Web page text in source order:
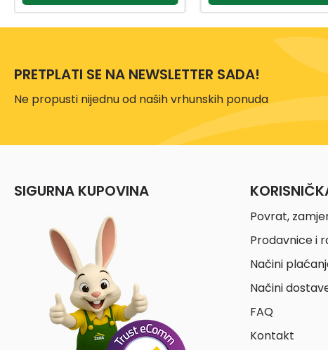
PRETPLATI SE NA NEWSLETTER SADA!
Ne propusti nijednu od naših vrhunskih ponuda
SIGURNA KUPOVINA
Povrat,
Prodavnice i
Načini
Načini
FAQ
Kontakt